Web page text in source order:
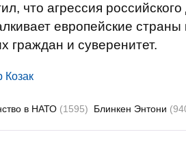
что агрессия
европейские
граждан и суверенитет.
Козак
в НАТО (1595) Блинкен Энтони